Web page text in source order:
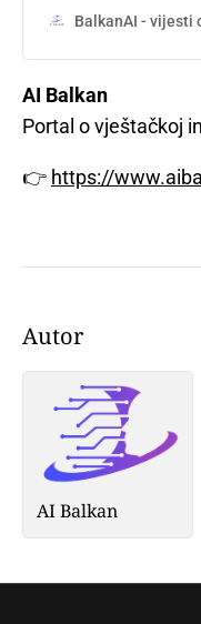
BalkanAI - vijesti
AI Balkan
Portal o vještačkoj
👉 https://
Autor
AI Balkan